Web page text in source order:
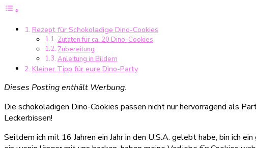
Rezept für Schokoladige Dino-Cookies
Zutaten für ca. 20 Dino-Cookies
Zubereitung
Anleitung in Bildern
Kleiner Tipp für eure Dino-Party
Dieses Posting enthält Werbung.
Die schokoladigen Dino-Cookies passen nicht nur hervorragend als
Leckerbissen!
Seitdem ich mit 16 Jahren ein Jahr in den U.S.A. gelebt habe, bin ich